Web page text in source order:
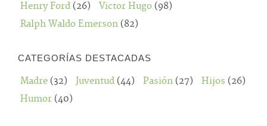
Henry Ford (26) Victor Hugo (98)
Ralph Waldo Emerson (82)
CATEGORÍAS DESTACADAS
Madre (32) Juventud (44) Pasión (27) Hijos (26)
Humor (40)